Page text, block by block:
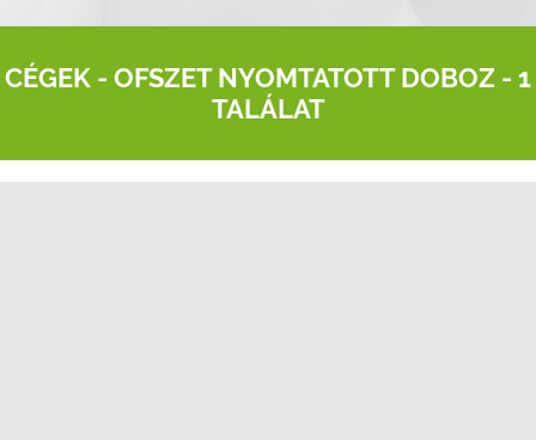
CÉGEK - OFSZET NYOMTATOTT DOBOZ - 1
TALÁLAT